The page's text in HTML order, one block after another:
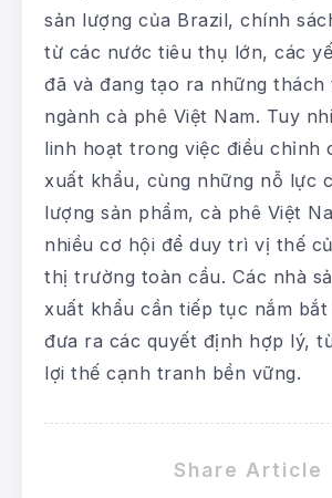
sản lượng của Brazil, chính
từ các nước tiêu thụ lớn, các
đã và đang tạo ra những
ngành cà phê Việt Nam. Tuy
linh hoạt trong việc điều chỉnh
xuất khẩu, cùng những nỗ lực
lượng sản phẩm, cà phê Việt
nhiều cơ hội để duy trì vị thế
thị trường toàn cầu. Các nhà
xuất khẩu cần tiếp tục nắm
đưa ra các quyết định hợp lý,
lợi thế cạnh tranh bền vững.
Share Article